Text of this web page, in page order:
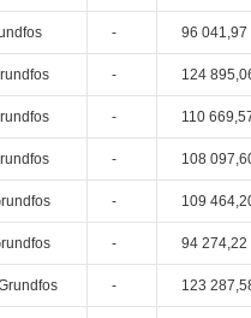
- 96 041,97
- 124
- 110
- 108
- 109
- 94 274,22
- 123